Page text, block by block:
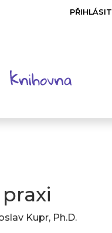
PŘIHLÁSIT
Kupr, Ph.D.